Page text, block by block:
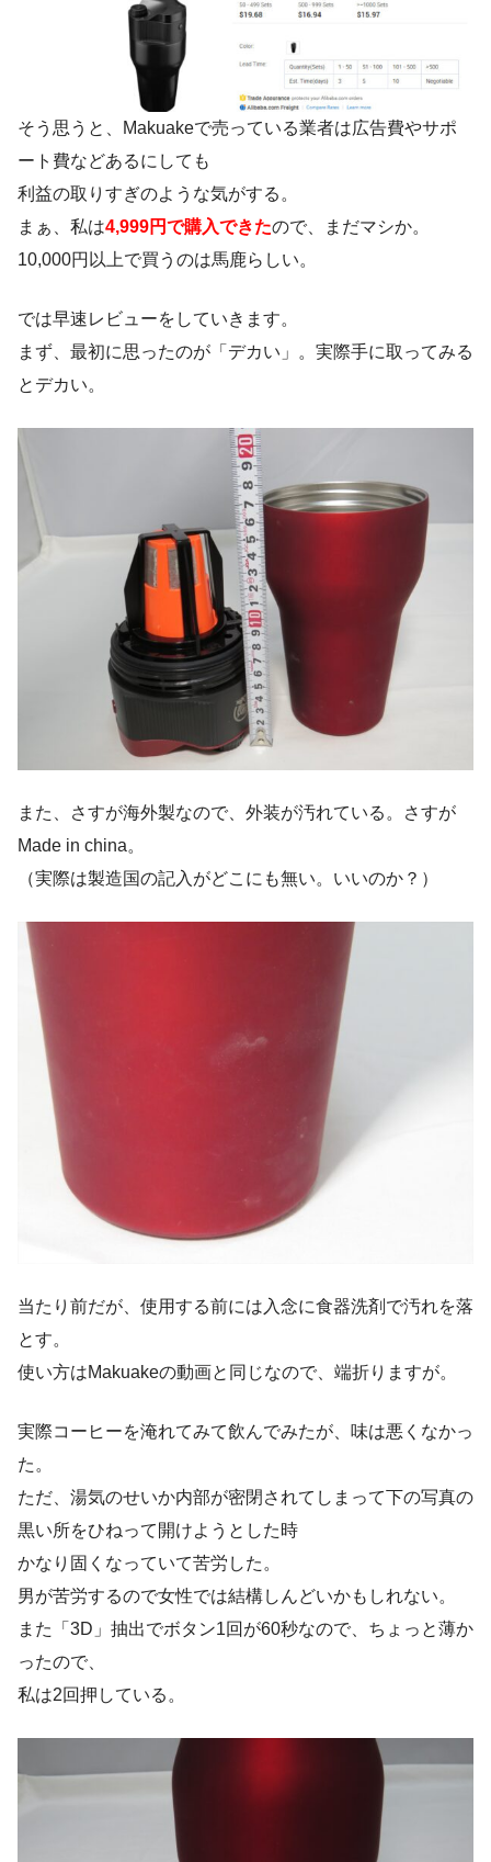
そう思うと、Makuakeで売っている業者は広告費やサポ
ート費などあるにしても
利益の取りすぎのような気がする。
まぁ、私は4,999円で購入できたので、まだマシか。
10,000円以上で買うのは馬鹿らしい。
では早速レビューをしていきます。
まず、最初に思ったのが「デカい」。実際手に取ってみる
とデカい。
また、さすが海外製なので、外装が汚れている。さすが
Made in china。
（実際は製造国の記入がどこにも無い。いいのか？）
当たり前だが、使用する前には入念に食器洗剤で汚れを落
とす。
使い方はMakuakeの動画と同じなので、端折りますが。
実際コーヒーを淹れてみて飲んでみたが、味は悪くなかっ
た。
ただ、湯気のせいか内部が密閉されてしまって下の写真の
黒い所をひねって開けようとした時
かなり固くなっていて苦労した。
男が苦労するので女性では結構しんどいかもしれない。
また「3D」抽出でボタン1回が60秒なので、ちょっと薄か
ったので、
私は2回押している。